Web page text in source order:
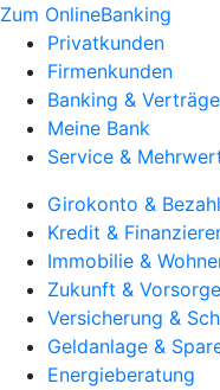
Zum OnlineBanking
Privatkunden
Firmenkunden
Banking & Verträge
Meine Bank
Service &
Girokonto &
Kredit &
Immobilie &
Zukunft &
Versicherung &
Geldanlage &
Energieberatung